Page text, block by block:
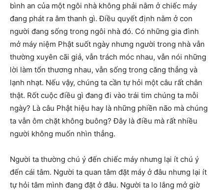
bình an của một ngôi nhà không phải nằm ở chiếc máy
đang phát ra âm thanh gì. Điều quyết định nằm ở con
người đang sống trong ngôi nhà đó. Có những gia đình
mở máy niệm Phật suốt ngày nhưng người trong nhà vẫn
thường xuyên cãi giả, vẫn trách móc nhau, vẫn nói những
lời làm tổn thương nhau, vẫn sống trong căng thẳng và
lạnh nhạt. Nếu vậy, chúng ta cần tự hỏi một câu rất chân
thật. Rốt cuộc điều gì đang đi vào trái tim chúng ta mỗi
ngày? Là câu Phật hiệu hay là những phiền não mà chúng
ta vẫn ôm chặt không buông? Đây là điều mà rất nhiều
người không muốn nhìn thẳng.
Người ta thường chú ý đến chiếc máy nhưng lại ít chú ý
đến cái tâm. Người ta quan tâm đặt máy ở đâu nhưng lại ít
tự hỏi tâm mình đang đặt ở đâu. Người ta lo lắng mở giờ